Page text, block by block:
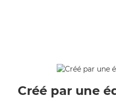
Créé par une